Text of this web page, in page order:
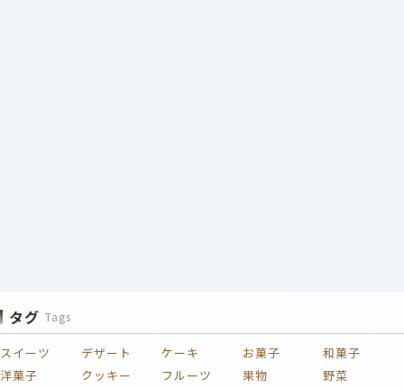
タグ Tags
スイーツ デザート ケーキ お菓子
和菓子
洋菓子
クッキー フルーツ 果物
野菜